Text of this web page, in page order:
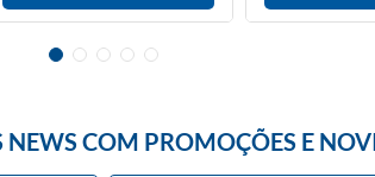
NEWS COM PROMOÇÕES E